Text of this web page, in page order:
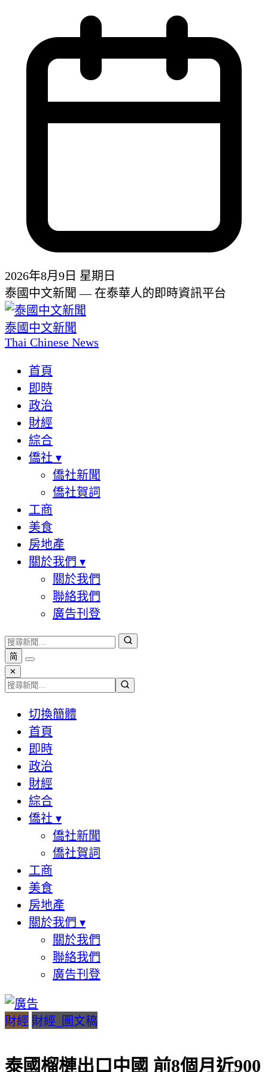
2026年8月9日 星期日
泰國中文新聞 — 在泰華人的即時資訊平台
泰國中文新聞
Thai Chinese News
首頁
即時
政治
財經
綜合
僑社 ▾
僑社新聞
僑社賀詞
工商
美食
房地產
關於我們 ▾
關於我們
聯絡我們
廣告刊登
简
✕
切換簡體
首頁
即時
政治
財經
綜合
僑社 ▾
僑社新聞
僑社賀詞
工商
美食
房地產
關於我們 ▾
關於我們
聯絡我們
廣告刊登
財經 財經_圖文稿
泰國榴槤出口中國 前8個月近900